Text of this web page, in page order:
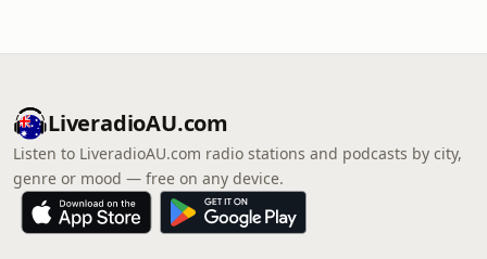
LiveradioAU.com
Listen to LiveradioAU.com radio stations and podcasts by city,
genre or mood — free on any device.